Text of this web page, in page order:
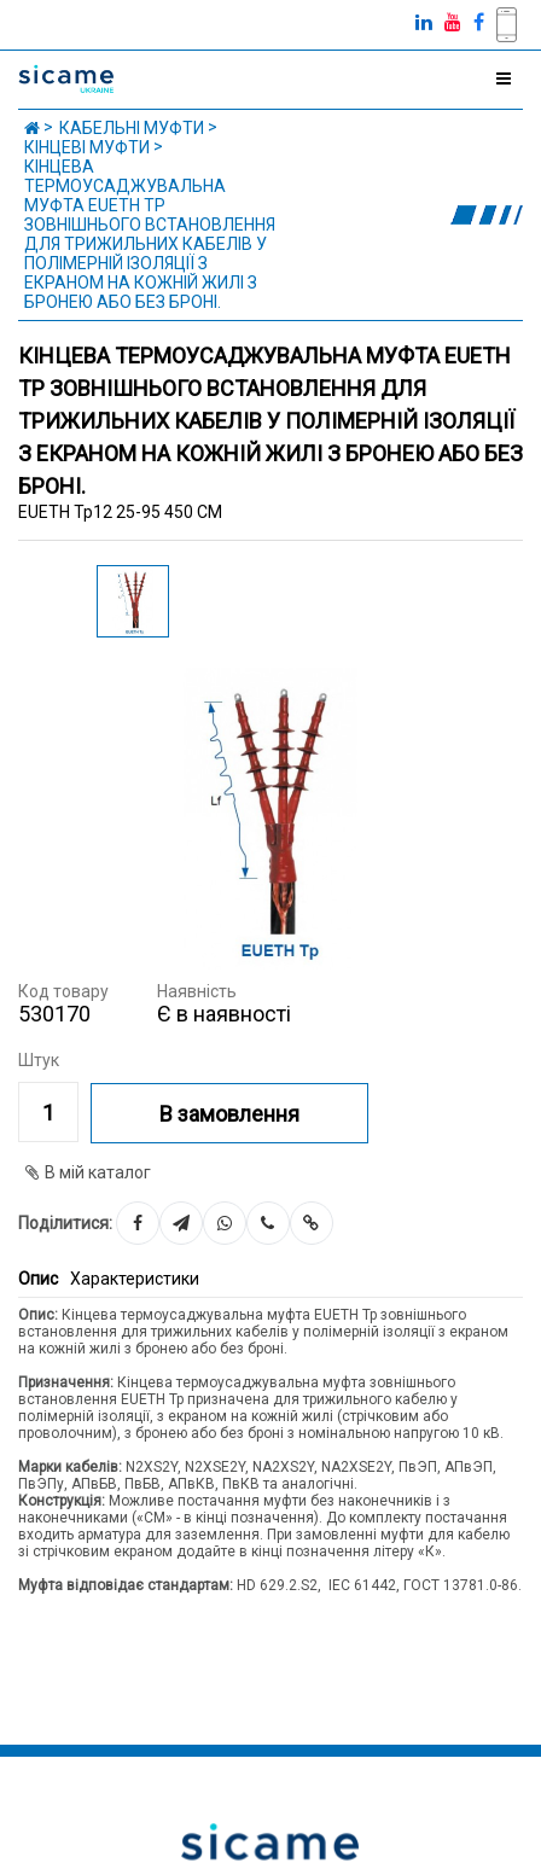
КАБЕЛЬНІ МУФТИ
КІНЦЕВІ МУФТИ
КІНЦЕВА
ТЕРМОУСАДЖУВАЛЬНА
МУФТА EUETH TP
ЗОВНІШНЬОГО ВСТАНОВЛЕННЯ
ДЛЯ ТРИЖИЛЬНИХ КАБЕЛІВ У
ПОЛІМЕРНІЙ ІЗОЛЯЦІЇ З
ЕКРАНОМ НА КОЖНІЙ ЖИЛІ З
БРОНЕЮ АБО БЕЗ БРОНІ.
КІНЦЕВА ТЕРМОУСАДЖУВАЛЬНА МУФТА EUETH
TP ЗОВНІШНЬОГО ВСТАНОВЛЕННЯ ДЛЯ
ТРИЖИЛЬНИХ КАБЕЛІВ У ПОЛІМЕРНІЙ ІЗОЛЯЦІЇ
З ЕКРАНОМ НА КОЖНІЙ ЖИЛІ З БРОНЕЮ АБО БЕЗ
БРОНІ.
EUETH Tp12 25-95 450 CM
Код товару
530170
Наявність
Є в наявності
Штук
В замовлення
В мій каталог
Поділитися:
Опис Характеристики
Опис: Кінцева термоусаджувальна муфта EUETH Tp зовнішнього
встановлення для трижильних кабелів у полімерній ізоляції з екраном
на кожній жилі з бронею або без броні.
Призначення: Кінцева термоусаджувальна муфта зовнішнього
встановлення EUETH Tp призначена для трижильного кабелю у
полімерній ізоляції, з екраном на кожній жилі (стрічковим або
проволочним), з бронею або без броні з номінальною напругою 10 кВ.
Марки кабелів: N2XS2Y, N2XSE2Y, NA2XS2Y, NA2XSE2Y, ПвЭП, АПвЭП,
ПвЭПу, АПвБВ, ПвБВ, АПвКВ, ПвКВ та аналогічні.
Конструкція: Можливе постачання муфти без наконечників і з
наконечниками («CM» - в кінці позначення). До комплекту постачання
входить арматура для заземлення. При замовленні муфти для кабелю
зі стрічковим екраном додайте в кінці позначення літеру «К».
Муфта відповідає стандартам: HD 629.2.S2, IEC 61442, ГОСТ 13781.0-86.